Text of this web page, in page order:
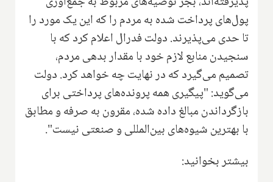
پول‌های پرداخت شده به مردم را که این یک مورد را
تا حدی می‌پذیرند. دولت فدرال اعلام کرد که با
سنجیدن منابع لازم خود با مقدار بدهی مردم،
تصمیم می‌گیرد که در نهایت چه خواهد کرد. دولت
می‌گوید: "پیگیری همه پرونده‌های پرداختی برای
بازگرداندن مبالغ داده شده، مقرون به صرفه و مطابق
با بهترین شیوه‌های بین‌المللی و صنعتی نیست".
بیشتر بخوانید: